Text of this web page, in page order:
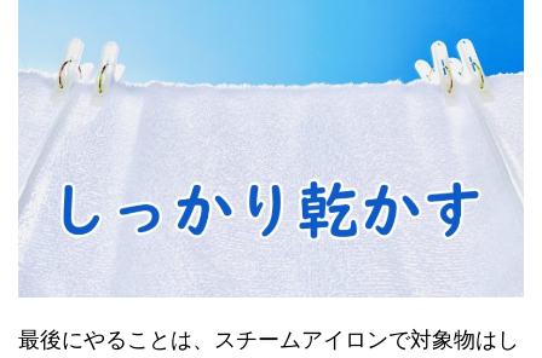
最後にやることは、スチームアイロンで対象物はし